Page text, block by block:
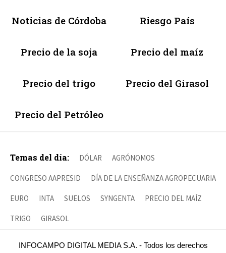
Noticias de Córdoba Riesgo País
Precio de la soja Precio del maíz
Precio del trigo Precio del Girasol
Precio del Petróleo
Temas del día: DÓLAR AGRÓNOMOS
CONGRESO AAPRESID DÍA DE LA ENSEÑANZA AGROPECUARIA
EURO INTA SUELOS SYNGENTA PRECIO DEL MAÍZ
TRIGO GIRASOL
INFOCAMPO DIGITAL MEDIA S.A. - Todos los derechos